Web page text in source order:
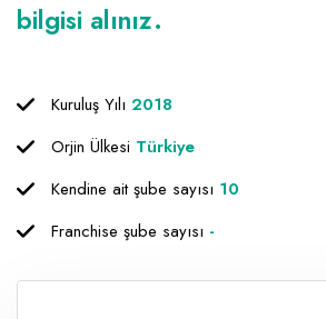
Seyahat - Rent A Car
bilgisi alınız.
Kuruluş Yılı 2018
Orjin Ülkesi Türkiye
Kendine ait şube sayısı 10
Franchise şube sayısı -